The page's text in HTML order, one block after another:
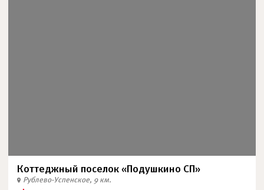
Коттеджный поселок «Подушкино СП»
Рублево-Успенское, 9 км.